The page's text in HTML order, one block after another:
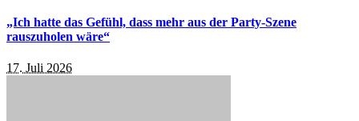
„Ich hatte das Gefühl, dass mehr aus der Party-Szene
rauszuholen wäre“
17. Juli 2026